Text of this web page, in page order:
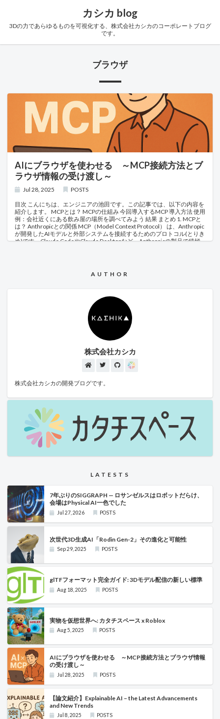
カシカ blog
3Dの力であらゆるものを可視化する、株式会社カシカのコーポレートブログ
です。
ブラウザ
AIにブラウザを使わせる ～MCP接続方法とブ
ラウザ情報の受け渡し～
Jul 28, 2025
POSTS
目次 こんにちは、エンジニアの池田です。この記事では、以下の内容を
紹介します。 MCPとは？ MCPの仕組み 今回導入するMCP 導入方法 使用
例：会社近くにある飲み屋の場所を調べてみよう 結果 まとめ 1. MCPと
は？ Anthropicとの関係 MCP（Model Context Protocol） は、Anthropic
が開発したAIモデルと外部システムを接続するためのプロトコル(とりき
め)です。Claude CodeやClaude Desktopなど、Anthropicの製品で積極
ーカルファイルの読み書きや検索 Web型: ブラウザ操作やWeb検索 デー
前の章ではMCPにいくつかの種類があることを紹介しましたが、ここで
はもう少し技術的に踏み込んで、MCPがどのような仕組みで動作するの
かを解説します。 プロトコルとしてのMCP まず重要な点として、MCP
は「Model Context Protocol」の略であり、その名の通り プロトコル
（通信上の取り決め） です。特定のプログラムやツールそのものを指す
言葉ではありません。 AIツール（今回でいえばClaude Desktop）と、外
ような形式でリクエストを送り、このような形式でレスポンスを返しま
字列がMCPの内部で使われるのかはこちらのサイトから確認できます。
jsonrpc: "2.0"; id: string | number; method: string; params?: { [key: string]:
unknown; }; } ただし、基本的にはクライアントもサーバも実装にはSDK
のMCPサーバを開発できます。 ただし、言語によって開発状況はまちま
ちで、C#では標準出力経由でやりとりするか、Httpサーバ経由でやり取
りするしか選択肢はありません。 MCPサーバの立ち位置も、基本的には
AIツールと操作対象のツールの間に小型のMCPサーバを立て、標準出力
にJson-RPCのみ出力して動作するのが一般的な実装方法の様です。
AUTHOR
株式会社カシカ
株式会社カシカの開発ブログです。
LATESTS
7年ぶりのSIGGRAPH — ロサンゼルスはロボットだらけ、
会場はPhysical AI一色でした
Jul 27, 2026 POSTS
次世代3D生成AI「Rodin Gen-2」その進化と可能性
Sep 29, 2025 POSTS
glTFフォーマット完全ガイド: 3Dモデル配信の新しい標準
Aug 18, 2025 POSTS
実物を仮想世界へ: カタチスペース x Roblox
Aug 5, 2025 POSTS
AIにブラウザを使わせる ～MCP接続方法とブラウザ情報
の受け渡し～
Jul 28, 2025 POSTS
【論文紹介】Explainable AI – the Latest Advancements
and New Trends
Jul 8, 2025 POSTS